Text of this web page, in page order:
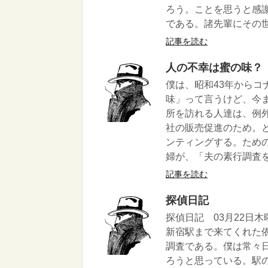
ろう。ことを思うと感
である。諸先輩にその
記事を読む
人の不幸は蜜の味？
僕は、昭和43年からコ
味」って言うけど、今
所を訪れる人達は、例
社の販売促進のため。
ンティングする。ため
婦が、「夫の素行調査
記事を読む
探偵日記
探偵日記 03月22日木
新宿駅まで来てくれた
調査である。僕は常々
ろうと思っている。駅